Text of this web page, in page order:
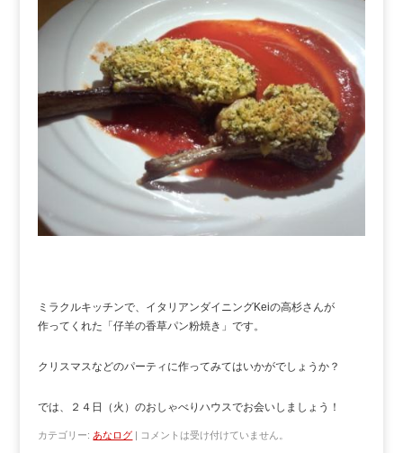
ミラクルキッチンで、イタリアンダイニングKeiの高杉さんが
作ってくれた「仔羊の香草パン粉焼き」です。
クリスマスなどのパーティに作ってみてはいかがでしょうか？
では、２４日（火）のおしゃべりハウスでお会いしましょう！
カテゴリー: あなログ | コメントは受け付けていません。